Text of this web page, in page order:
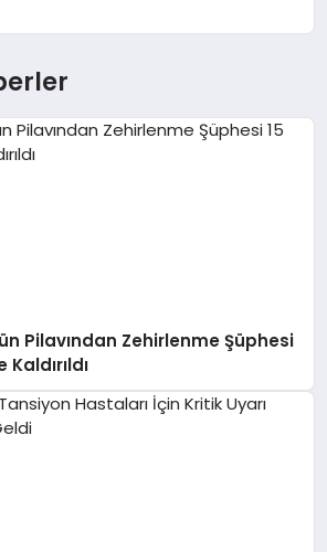
Pilavından Zehirlenme Şüphesi